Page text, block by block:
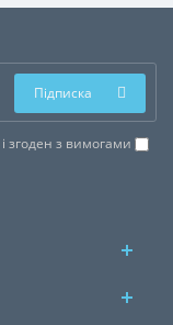
і згоден з вимогами
Підписка